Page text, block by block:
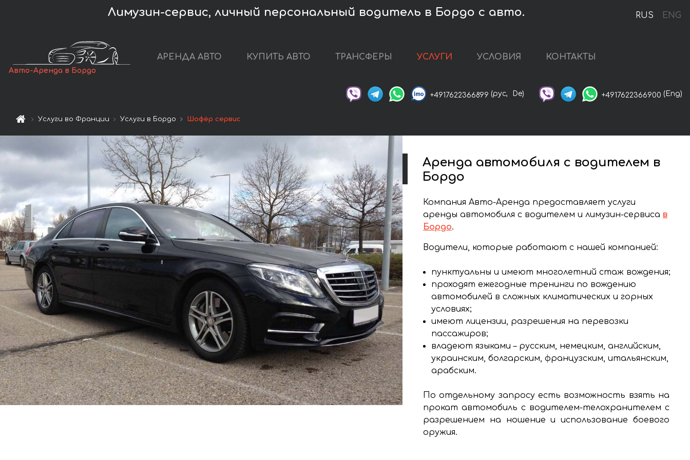
RUS ENG
Лимузин-сервис, личный персональный водитель в Бордо с авто.
Авто-Аренда в Бордо
АРЕНДА АВТО КУПИТЬ АВТО ТРАНСФЕРЫ УСЛУГИ УСЛОВИЯ КОНТАКТЫ
+4917622366899 (рус, De) +4917622366900 (Eng)
Услуги во Франции Услуги в Бордо Шофёр сервис
Аренда автомобиля с водителем в
Бордо
Компания Авто-Аренда предоставляет услуги
аренды автомобиля с водителем и лимузин-сервиса в
Бордо.
Водители, которые работают с нашей компанией:
пунктуальны и имеют многолетний стаж вождения;
проходят ежегодные тренинги по вождению
автомобилей в сложных климатических и горных
условиях;
имеют лицензии, разрешения на перевозки
пассажиров;
владеют языками – русским, немецким, английским,
украинским, болгарским, французским, итальянским,
арабским.
По отдельному запросу есть возможность взять на
прокат автомобиль с водителем-телохранителем с
разрешением на ношение и использование боевого
оружия.